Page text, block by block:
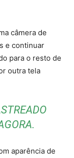
câmera de
e continuar
para o resto de
outra tela
aparência de